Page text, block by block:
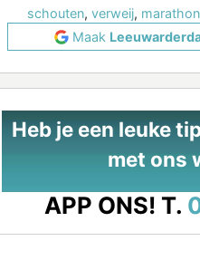
schouten, verweij, marathon
Maak
Heb je een leuke
met ons
APP ONS! T.